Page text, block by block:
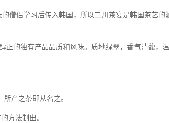
僧侣学习后传入韩国，所以二川茶宴是韩国茶艺的
的独有产品品质和风味。质地绿翠，香气清馥，
产之茶即从名之。
方法制出。